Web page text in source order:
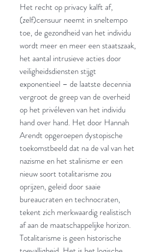
Het recht op privacy kalft af,
(zelf)censuur neemt in sneltempo
toe, de gezondheid van het individu
wordt meer en meer een staatszaak,
het aantal intrusieve acties door
veiligheidsdiensten stijgt
exponentieel – de laatste decennia
vergroot de greep van de overheid
op het privéleven van het individu
hand over hand. Het door Hannah
Arendt opgeroepen dystopische
toekomstbeeld dat na de val van het
nazisme en het stalinisme er een
nieuw soort totalitarisme zou
oprijzen, geleid door saaie
bureaucraten en technocraten,
tekent zich merkwaardig realistisch
af aan de maatschappelijke horizon.
Totalitarisme is geen historische